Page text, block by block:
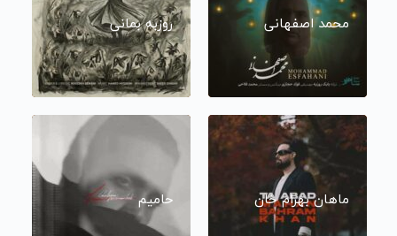
محمد اصفهانی روزبه بمانی
ماهان بهرام خان حامیم